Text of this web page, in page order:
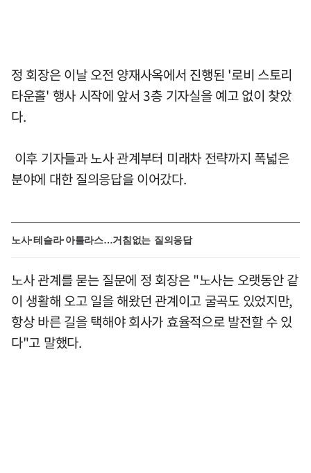
정 회장은 이날 오전 양재사옥에서 진행된 '로비 스토리
타운홀' 행사 시작에 앞서 3층 기자실을 예고 없이 찾았
다.
이후 기자들과 노사 관계부터 미래차 전략까지 폭넓은
분야에 대한 질의응답을 이어갔다.
노사·테슬라·아틀라스…거침없는 질의응답
노사 관계를 묻는 질문에 정 회장은 "노사는 오랫동안 같
이 생활해 오고 일을 해왔던 관계이고 굴곡도 있었지만,
항상 바른 길을 택해야 회사가 효율적으로 발전할 수 있
다"고 말했다.